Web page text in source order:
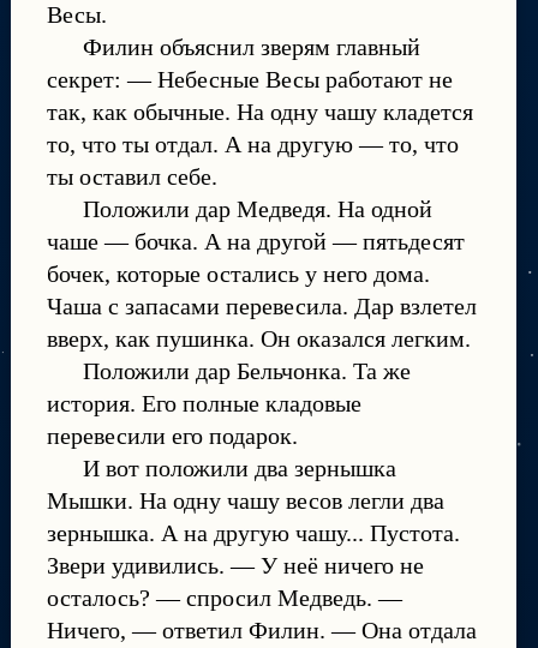
Весы.
Филин объяснил зверям главный
секрет: — Небесные Весы работают не
так, как обычные. На одну чашу кладется
то, что ты отдал. А на другую — то, что
ты оставил себе.
Положили дар Медведя. На одной
чаше — бочка. А на другой — пятьдесят
бочек, которые остались у него дома.
Чаша с запасами перевесила. Дар взлетел
вверх, как пушинка. Он оказался легким.
Положили дар Бельчонка. Та же
история. Его полные кладовые
перевесили его подарок.
И вот положили два зернышка
Мышки. На одну чашу весов легли два
зернышка. А на другую чашу... Пустота.
Звери удивились. — У неё ничего не
осталось? — спросил Медведь. —
Ничего, — ответил Филин. — Она отдала